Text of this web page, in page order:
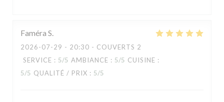
Faméra S
2026-07-29 - 20:30 - COUVERTS 2
SERVICE : 5/5 AMBIANCE : 5/5 CUISINE :
5/5 QUALITÉ / PRIX : 5/5